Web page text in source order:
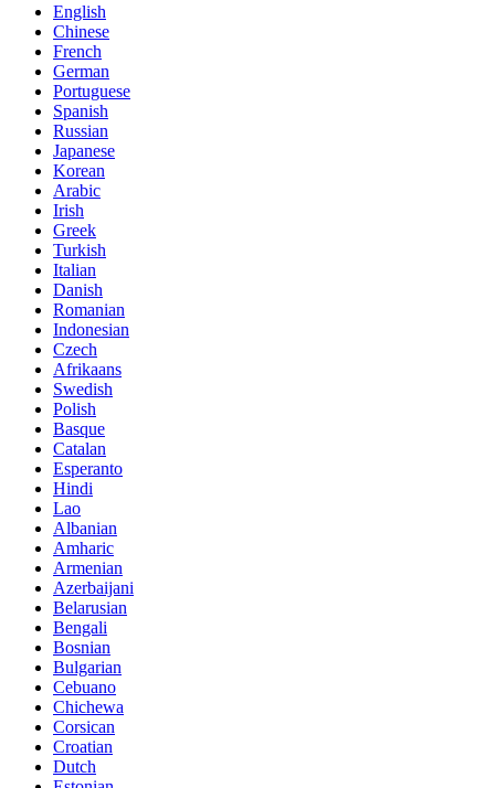
English
Chinese
French
German
Portuguese
Spanish
Russian
Japanese
Korean
Arabic
Irish
Greek
Turkish
Italian
Danish
Romanian
Indonesian
Czech
Afrikaans
Swedish
Polish
Basque
Catalan
Esperanto
Hindi
Lao
Albanian
Amharic
Armenian
Azerbaijani
Belarusian
Bengali
Bosnian
Bulgarian
Cebuano
Chichewa
Corsican
Croatian
Dutch